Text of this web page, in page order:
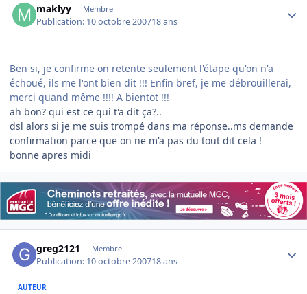
maklyy Membre
Publication: 10 octobre 200718 ans
Ben si, je confirme on retente seulement l'étape qu'on n'a
échoué, ils me l'ont bien dit !!! Enfin bref, je me débrouillerai,
merci quand même !!!! A bientot !!!
ah bon? qui est ce qui t'a dit ça?..
dsl alors si je me suis trompé dans ma réponse..ms demande
confirmation parce que on ne m'a pas du tout dit cela !
bonne apres midi
greg2121 Membre
Publication: 10 octobre 200718 ans
AUTEUR